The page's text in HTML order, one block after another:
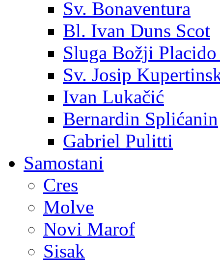
Sv. Bonaventura
Bl. Ivan Duns Scot
Sluga Božji Placido
Sv. Josip
Ivan Lukačić
Bernardin Splićanin
Gabriel Pulitti
Samostani
Cres
Molve
Novi Marof
Sisak